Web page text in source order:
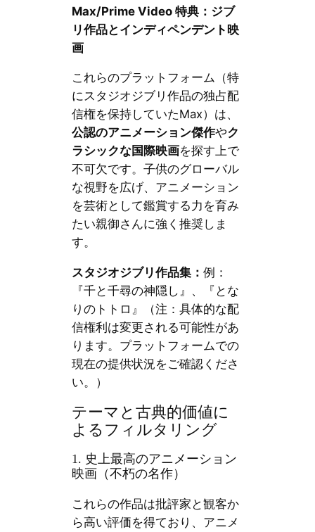
Max/Prime Video 特典：ジブ
リ作品とインディペンデント映
画
これらのプラットフォーム（特
にスタジオジブリ作品の独占配
信権を保持していたMax）は、
公認のアニメーション傑作やク
ラシックな国際映画を探す上で
不可欠です。子供のグローバル
な視野を広げ、アニメーション
を芸術として鑑賞する力を育み
たい親御さんに強く推奨しま
す。
スタジオジブリ作品集： 例：
『千と千尋の神隠し』、『とな
りのトトロ』（注：具体的な配
信権利は変更される可能性があ
ります。プラットフォームでの
現在の提供状況をご確認くださ
い。）
テーマと古典的価値に
よるフィルタリング
1. 史上最高のアニメーション
映画（不朽の名作）
これらの作品は批評家と観客か
ら高い評価を得ており、アニメ